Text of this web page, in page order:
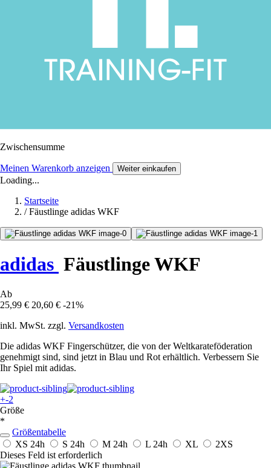
Zwischensumme
Meinen Warenkorb anzeigen Weiter einkaufen
Loading...
Startseite
/ Fäustlinge adidas WKF
adidas Fäustlinge WKF
Ab
25,99 € 20,60 € -21%
inkl. MwSt. zzgl. Versandkosten
Die adidas WKF Fingerschützer, die von der Weltkarateföderation
genehmigt sind, sind jetzt in Blau und Rot erhältlich. Verbessern Sie
Ihr Spiel mit adidas.
+-2
Größe
*
Größentabelle
XS 24h S 24h M 24h L 24h XL
2XS
Dieses Feld ist erforderlich